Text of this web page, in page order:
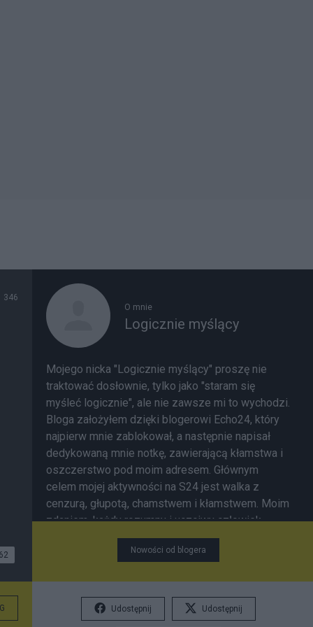
346
62
O mnie
Logicznie myślący
Mojego nicka "Logicznie myślący" proszę nie
traktować dosłownie, tylko jako "staram się
myśleć logicznie", ale nie zawsze mi to wychodzi.
Bloga założyłem dzięki blogerowi Echo24, który
najpierw mnie zablokował, a następnie napisał
dedykowaną mnie notkę, zawierającą kłamstwa i
oszczerstwo pod moim adresem. Głównym
celem mojej aktywności na S24 jest walka z
cenzurą, głupotą, chamstwem i kłamstwem. Moim
zdaniem, każdy rozumny i uczciwy człowiek
powinien wytrwale dążyć do poznania prawdy,
odważnie głosić prawdę, mężnie bronić prawdy,
błędnym mniemaniom, własnym lub cudzym.
"Nieważne że my cierpimy (jesteśmy
Nowości od blogera
Udostępnij Udostępnij